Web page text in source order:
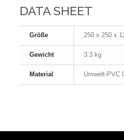
DATA SHEET
Größe 250 x 250 x
Gewicht 3.3 kg
Material Umwelt-PVC